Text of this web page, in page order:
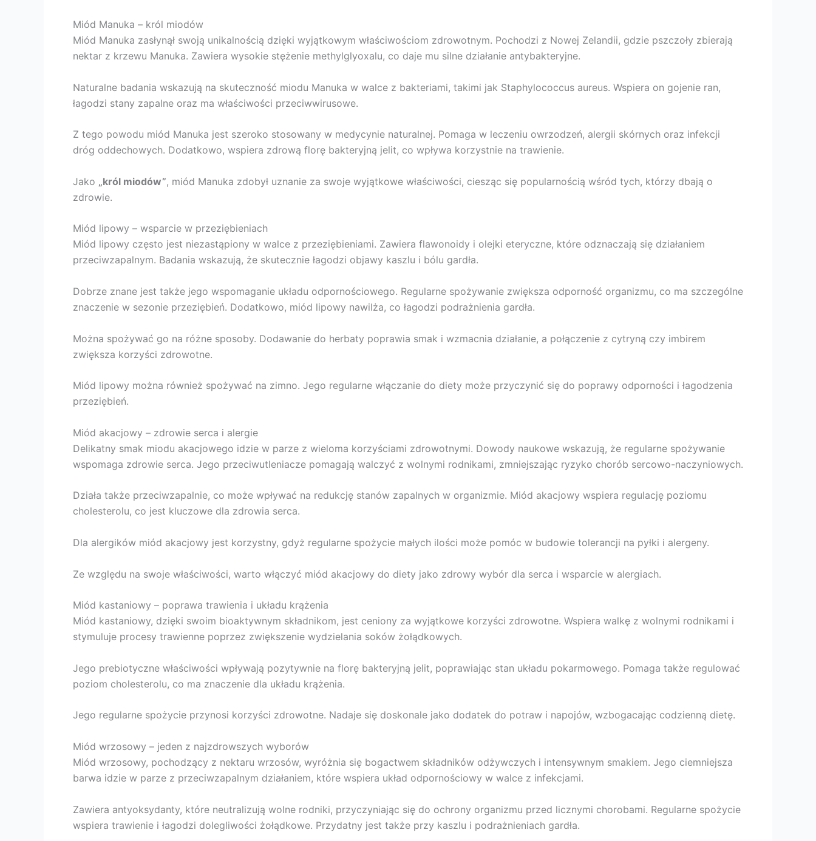
Miód Manuka – król miodów
Miód Manuka zasłynął swoją unikalnością dzięki wyjątkowym właściwościom zdrowotnym. Pochodzi z Nowej Zelandii, gdzie pszczoły zbierają
nektar z krzewu Manuka. Zawiera wysokie stężenie methylglyoxalu, co daje mu silne działanie antybakteryjne.
Naturalne badania wskazują na skuteczność miodu Manuka w walce z bakteriami, takimi jak Staphylococcus aureus. Wspiera on gojenie ran,
łagodzi stany zapalne oraz ma właściwości przeciwwirusowe.
Z tego powodu miód Manuka jest szeroko stosowany w medycynie naturalnej. Pomaga w leczeniu owrzodzeń, alergii skórnych oraz infekcji
dróg oddechowych. Dodatkowo, wspiera zdrową florę bakteryjną jelit, co wpływa korzystnie na trawienie.
Jako „król miodów”, miód Manuka zdobył uznanie za swoje wyjątkowe właściwości, ciesząc się popularnością wśród tych, którzy dbają o
zdrowie.
Miód lipowy – wsparcie w przeziębieniach
Miód lipowy często jest niezastąpiony w walce z przeziębieniami. Zawiera flawonoidy i olejki eteryczne, które odznaczają się działaniem
przeciwzapalnym. Badania wskazują, że skutecznie łagodzi objawy kaszlu i bólu gardła.
Dobrze znane jest także jego wspomaganie układu odpornościowego. Regularne spożywanie zwiększa odporność organizmu, co ma szczególne
znaczenie w sezonie przeziębień. Dodatkowo, miód lipowy nawilża, co łagodzi podrażnienia gardła.
Można spożywać go na różne sposoby. Dodawanie do herbaty poprawia smak i wzmacnia działanie, a połączenie z cytryną czy imbirem
zwiększa korzyści zdrowotne.
Miód lipowy można również spożywać na zimno. Jego regularne włączanie do diety może przyczynić się do poprawy odporności i łagodzenia
przeziębień.
Miód akacjowy – zdrowie serca i alergie
Delikatny smak miodu akacjowego idzie w parze z wieloma korzyściami zdrowotnymi. Dowody naukowe wskazują, że regularne spożywanie
wspomaga zdrowie serca. Jego przeciwutleniacze pomagają walczyć z wolnymi rodnikami, zmniejszając ryzyko chorób sercowo-naczyniowych.
Działa także przeciwzapalnie, co może wpływać na redukcję stanów zapalnych w organizmie. Miód akacjowy wspiera regulację poziomu
cholesterolu, co jest kluczowe dla zdrowia serca.
Dla alergików miód akacjowy jest korzystny, gdyż regularne spożycie małych ilości może pomóc w budowie tolerancji na pyłki i alergeny.
Ze względu na swoje właściwości, warto włączyć miód akacjowy do diety jako zdrowy wybór dla serca i wsparcie w alergiach.
Miód kastaniowy – poprawa trawienia i układu krążenia
Miód kastaniowy, dzięki swoim bioaktywnym składnikom, jest ceniony za wyjątkowe korzyści zdrowotne. Wspiera walkę z wolnymi rodnikami i
stymuluje procesy trawienne poprzez zwiększenie wydzielania soków żołądkowych.
Jego prebiotyczne właściwości wpływają pozytywnie na florę bakteryjną jelit, poprawiając stan układu pokarmowego. Pomaga także regulować
poziom cholesterolu, co ma znaczenie dla układu krążenia.
Jego regularne spożycie przynosi korzyści zdrowotne. Nadaje się doskonale jako dodatek do potraw i napojów, wzbogacając codzienną dietę.
Miód wrzosowy – jeden z najzdrowszych wyborów
Miód wrzosowy, pochodzący z nektaru wrzosów, wyróżnia się bogactwem składników odżywczych i intensywnym smakiem. Jego ciemniejsza
barwa idzie w parze z przeciwzapalnym działaniem, które wspiera układ odpornościowy w walce z infekcjami.
Zawiera antyoksydanty, które neutralizują wolne rodniki, przyczyniając się do ochrony organizmu przed licznymi chorobami. Regularne spożycie
wspiera trawienie i łagodzi dolegliwości żołądkowe. Przydatny jest także przy kaszlu i podrażnieniach gardła.